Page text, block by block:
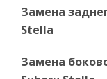
Замена
Stella
Замена